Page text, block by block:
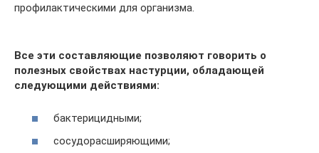
профилактическими для организма.
Все эти составляющие позволяют говорить о
полезных свойствах настурции, обладающей
следующими действиями:
бактерицидными;
сосудорасширяющими;